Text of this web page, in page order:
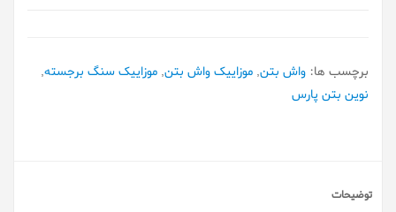
برچسب ها: واش بتن, موزاییک واش بتن, موزاییک سنگ برجسته,
نوین بتن پارس
توضیحات